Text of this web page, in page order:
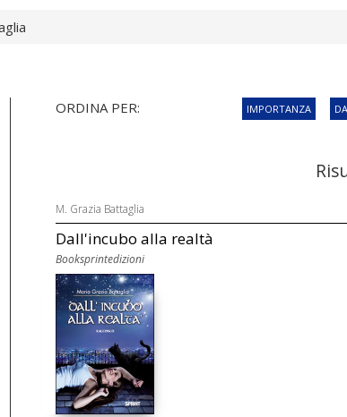
ORDINA PER: IMPORTANZA
M. Grazia Battaglia
Dall'incubo alla realtà
Booksprintedizioni